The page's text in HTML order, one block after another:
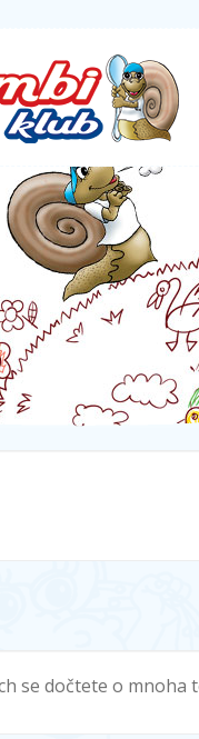
se dočtete o